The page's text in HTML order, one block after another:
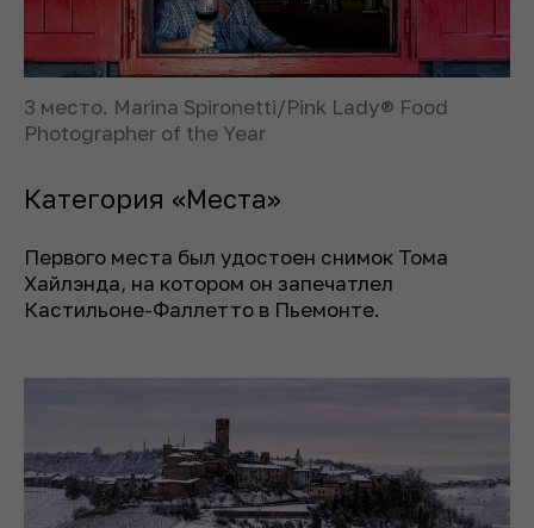
3 место. Marina Spironetti/Pink Lady® Food
Photographer of the Year
Категория «Места»
Первого места был удостоен снимок Тома
Хайлэнда, на котором он запечатлел
Кастильоне-Фаллетто в Пьемонте.